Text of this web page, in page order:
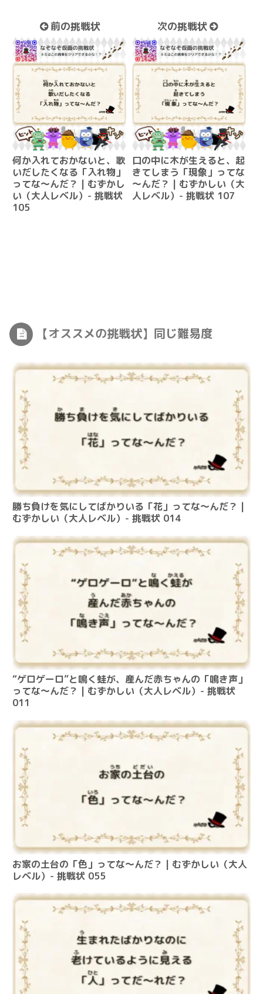
前の挑戦状
何か入れておかないと、歌
いだしたくなる「入れ物」
ってな～んだ？ | むずかし
い（大人レベル）- 挑戦状
105
次の挑戦状
口の中に木が生えると、起
きてしまう「現象」ってな
～んだ？ | むずかしい（大
人レベル）- 挑戦状 107
【オススメの挑戦状】同じ難易度
勝ち負けを気にしてばかりいる「花」ってな～んだ？ |
むずかしい（大人レベル）- 挑戦状 014
“ゲロゲーロ”と鳴く蛙が、産んだ赤ちゃんの「鳴き声」
ってな～んだ？ | むずかしい（大人レベル）- 挑戦状
011
お家の土台の「色」ってな～んだ？ | むずかしい（大人
レベル）- 挑戦状 055